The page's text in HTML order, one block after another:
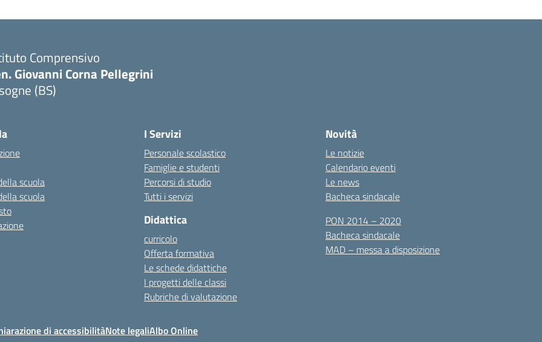
Comprensivo
Giovanni Corna Pellegrini
(BS)
scuola
scuola
I Servizi
Personale scolastico
Famiglie e studenti
Percorsi di studio
Tutti i servizi
Didattica
curricolo
Offerta formativa
Le schede didattiche
I progetti delle classi
Rubriche di valutazione
Novità
Le notizie
Calendario eventi
Le news
Bacheca sindacale
PON 2014 – 2020
Bacheca sindacale
MAD – messa a disposizione
di accessibilitàNote legaliAlbo Online